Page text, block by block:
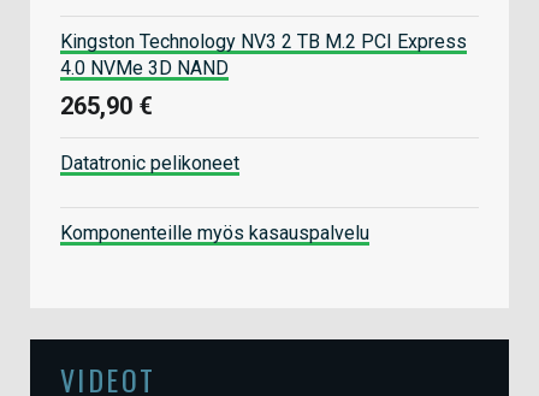
Kingston Technology NV3 2 TB M.2 PCI Express
4.0 NVMe 3D NAND
265,90 €
Datatronic pelikoneet
Komponenteille myös kasauspalvelu
VIDEOT